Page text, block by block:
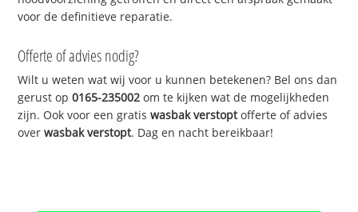
voor de definitieve reparatie.
Offerte of advies nodig?
Wilt u weten wat wij voor u kunnen betekenen? Bel ons dan
gerust op0165-235002 om te kijken wat de mogelijkheden
zijn. Ook voor een gratiswasbak verstoptofferte of advies
overwasbak verstopt. Dag en nacht bereikbaar!